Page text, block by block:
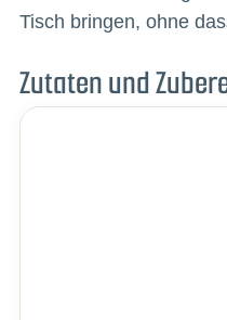
Tisch bringen, ohne
Zutaten und